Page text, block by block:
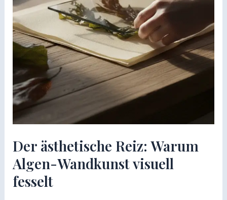
Der ästhetische Reiz: Warum
Algen-Wandkunst visuell
fesselt